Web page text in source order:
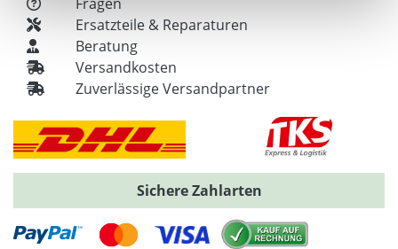
Ersatzteile & Reparaturen
Beratung
Versandkosten
Zuverlässige Versandpartner
Sichere Zahlarten